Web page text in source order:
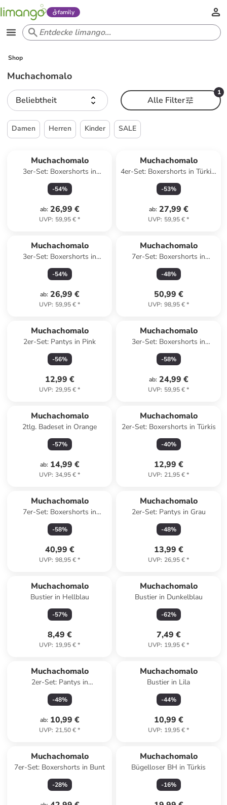
family
Shop
Muchachomalo
Beliebtheit
1
Alle Filter
Damen Herren Kinder SALE
Muchachomalo
3er-Set: Boxershorts in
Schwarz
-54%
ab: 26,99 €
UVP: 59,95 €*
Muchachomalo
4er-Set: Boxershorts in Türkis/
Schwarz
-53%
ab: 27,99 €
UVP: 59,95 €*
Muchachomalo
3er-Set: Boxershorts in
Dunkelblau/ Hellblau
-54%
ab: 26,99 €
UVP: 59,95 €*
Muchachomalo
7er-Set: Boxershorts in
Schwarz/ Bunt
-48%
50,99 €
UVP: 98,95 €*
Muchachomalo
2er-Set: Pantys in Pink
-56%
12,99 €
UVP: 29,95 €*
Muchachomalo
3er-Set: Boxershorts in
Orange/ Hellblau/ Bunt
-58%
ab: 24,99 €
UVP: 59,95 €*
Muchachomalo
2tlg. Badeset in Orange
-57%
ab: 14,99 €
UVP: 34,95 €*
Muchachomalo
2er-Set: Boxershorts in Türkis
-40%
12,99 €
UVP: 21,95 €*
Muchachomalo
7er-Set: Boxershorts in
Schwarz/ Dunkelblau/ Blau
-58%
40,99 €
UVP: 98,95 €*
Muchachomalo
2er-Set: Pantys in Grau
-48%
13,99 €
UVP: 26,95 €*
Muchachomalo
Bustier in Hellblau
-57%
8,49 €
UVP: 19,95 €*
Muchachomalo
Bustier in Dunkelblau
-62%
7,49 €
UVP: 19,95 €*
Muchachomalo
2er-Set: Pantys in
Dunkelblau/ Blau
-48%
ab: 10,99 €
UVP: 21,50 €*
Muchachomalo
Bustier in Lila
-44%
10,99 €
UVP: 19,95 €*
Muchachomalo
7er-Set: Boxershorts in Bunt
-28%
Muchachomalo
Bügelloser BH in Türkis
-16%